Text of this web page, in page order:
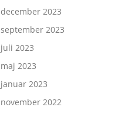
december 2023
september 2023
juli 2023
maj 2023
januar 2023
november 2022